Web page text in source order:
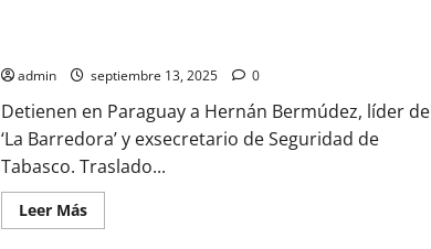
que
bajo
Bermúdez
admin septiembre 13, 2025 0
Detienen en Paraguay a Hernán Bermúdez, líder de
‘La Barredora’ y exsecretario de Seguridad de
Tabasco. Traslado...
Leer MásLeer
más